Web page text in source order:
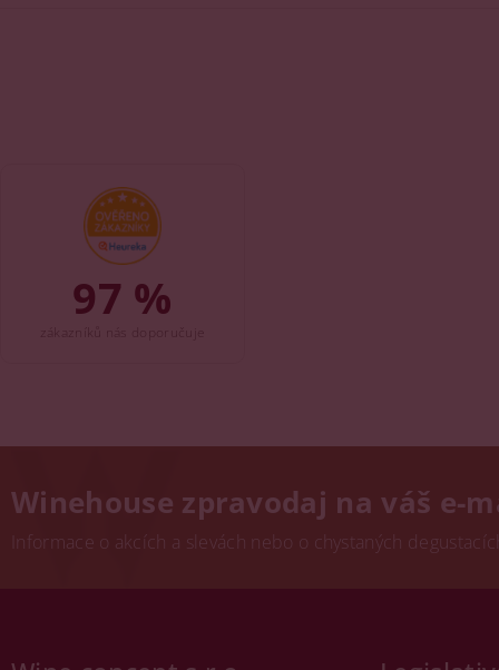
97 %
Winehouse zpravodaj na váš e-
Informace o akcích a slevách nebo o chystaných